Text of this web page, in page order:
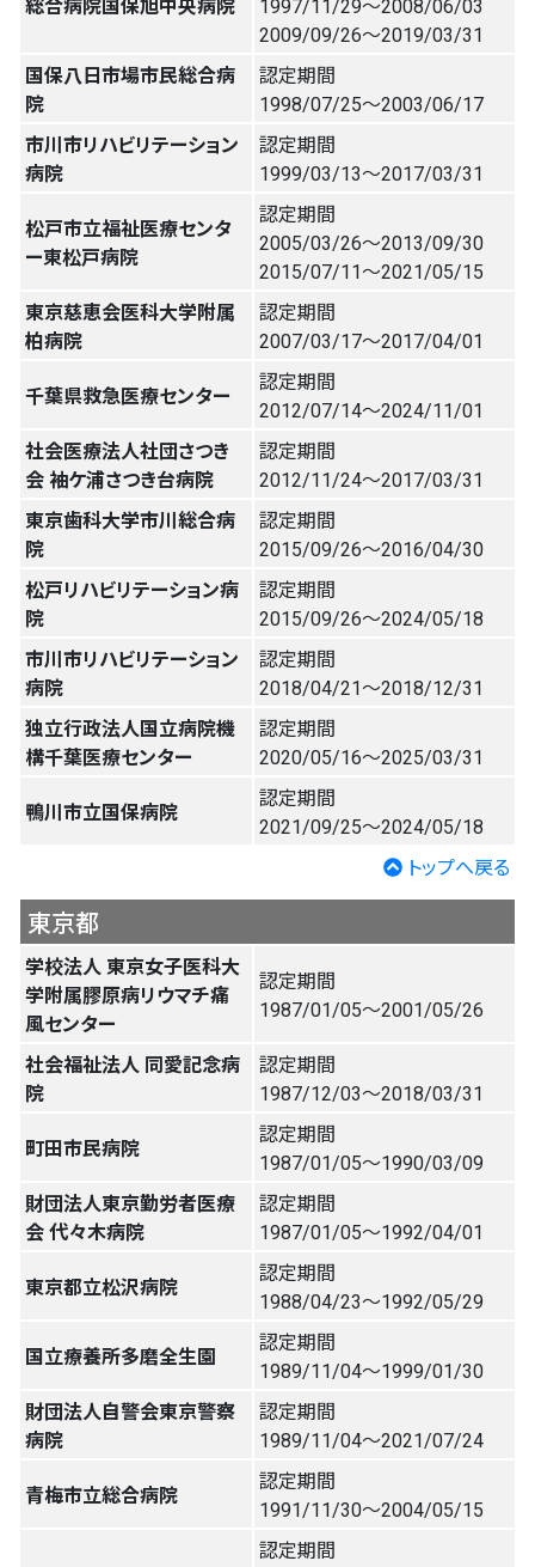
総合病院国保旭中央病院
1997/11/29〜2008/06/03
2009/09/26〜2019/03/31
国保八日市場市民総合病
院
認定期間
1998/07/25〜2003/06/17
市川市リハビリテーション
病院
認定期間
1999/03/13〜2017/03/31
松戸市立福祉医療センタ
ー東松戸病院
認定期間
2005/03/26〜2013/09/30
2015/07/11〜2021/05/15
東京慈恵会医科大学附属
柏病院
認定期間
2007/03/17〜2017/04/01
千葉県救急医療センター
認定期間
2012/07/14〜2024/11/01
社会医療法人社団さつき
会 袖ケ浦さつき台病院
認定期間
2012/11/24〜2017/03/31
東京歯科大学市川総合病
院
認定期間
2015/09/26〜2016/04/30
松戸リハビリテーション病
院
認定期間
2015/09/26〜2024/05/18
市川市リハビリテーション
病院
認定期間
2018/04/21〜2018/12/31
独立行政法人国立病院機
構千葉医療センター
認定期間
2020/05/16〜2025/03/31
鴨川市立国保病院
認定期間
2021/09/25〜2024/05/18
トップへ戻る
東京都
学校法人 東京女子医科大
学附属膠原病リウマチ痛
風センター
認定期間
1987/01/05〜2001/05/26
社会福祉法人 同愛記念病
院
認定期間
1987/12/03〜2018/03/31
町田市民病院
認定期間
1987/01/05〜1990/03/09
財団法人東京勤労者医療
会 代々木病院
認定期間
1987/01/05〜1992/04/01
東京都立松沢病院
認定期間
1988/04/23〜1992/05/29
国立療養所多磨全生園
認定期間
1989/11/04〜1999/01/30
財団法人自警会東京警察
病院
認定期間
1989/11/04〜2021/07/24
青梅市立総合病院
認定期間
1991/11/30〜2004/05/15
認定期間